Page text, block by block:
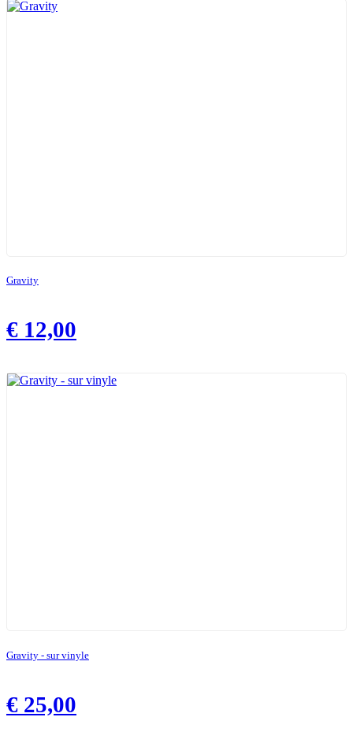
Gravity
€ 12,00
Gravity - sur vinyle
€ 25,00